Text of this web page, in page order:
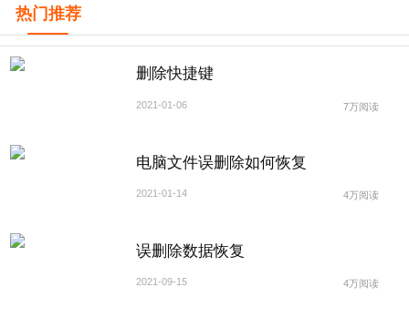
热门推荐
删除快捷键
2021-01-06 7万阅读
电脑文件误删除如何恢复
2021-01-14 4万阅读
误删除数据恢复
2021-09-15 4万阅读